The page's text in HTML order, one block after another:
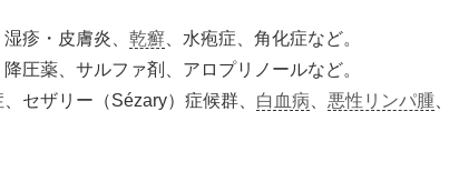
疹・皮膚炎、 乾癬 、水疱症、角化症など。
圧薬、サルファ剤、アロプリノールなど。
セザリー（Sézary）症候群、 白血病 悪性リンパ腫